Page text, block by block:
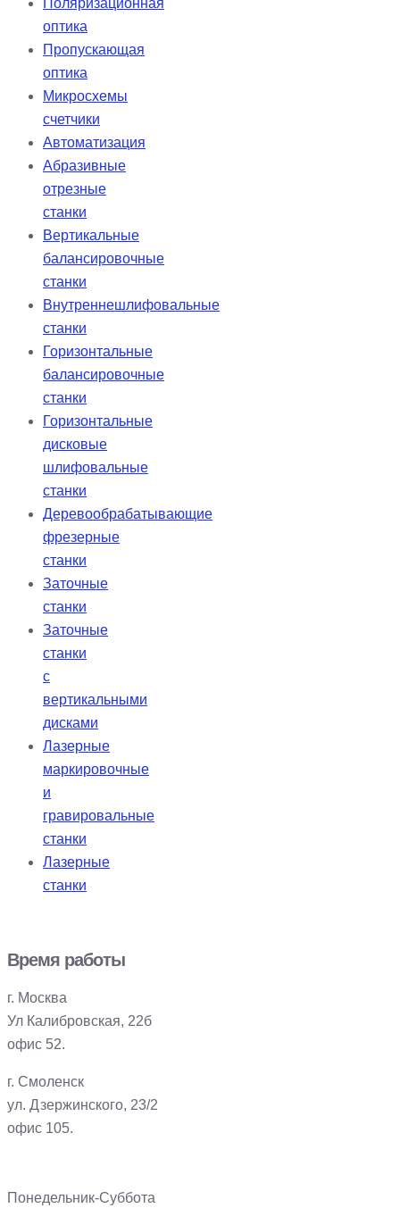
Поляризационная
оптика
Пропускающая
оптика
Микросхемы
счетчики
Автоматизация
Абразивные
отрезные
станки
Вертикальные
балансировочные
станки
Внутреннешлифовальные
станки
Горизонтальные
балансировочные
станки
Горизонтальные
дисковые
шлифовальные
станки
Деревообрабатывающие
фрезерные
станки
Заточные
станки
Заточные
станки
с
вертикальными
дисками
Лазерные
маркировочные
и
гравировальные
станки
Лазерные
станки
Время работы
г. Москва
Ул Калибровская, 22б
офис 52.
г. Смоленск
ул. Дзержинского, 23/2
офис 105.
Понедельник-Суббота